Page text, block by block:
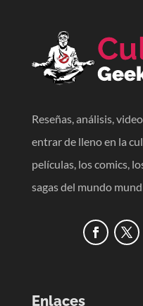
Reseñas, análisis,
entrar de lleno en la
películas, los comics,
sagas del mundo
Enlaces